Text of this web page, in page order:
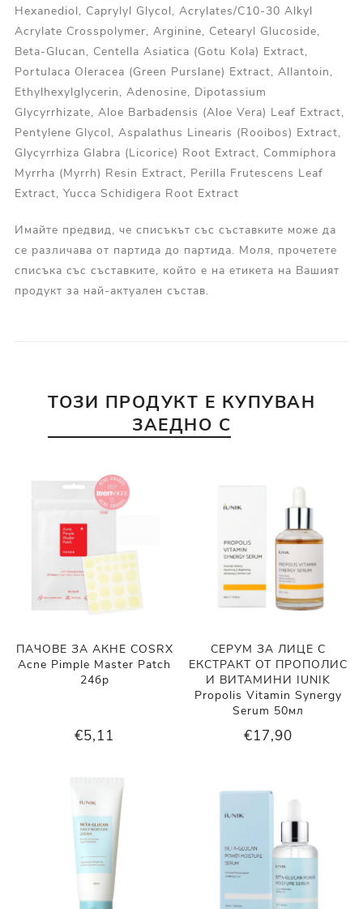
Hexanediol, Caprylyl Glycol, Acrylates/C10-30 Alkyl
Acrylate Crosspolymer, Arginine, Cetearyl Glucoside,
Beta-Glucan, Centella Asiatica (Gotu Kola) Extract,
Portulaca Oleracea (Green Purslane) Extract, Allantoin,
Ethylhexylglycerin, Adenosine, Dipotassium
Glycyrrhizate, Aloe Barbadensis (Aloe Vera) Leaf Extract,
Pentylene Glycol, Aspalathus Linearis (Rooibos) Extract,
Glycyrrhiza Glabra (Licorice) Root Extract, Commiphora
Myrrha (Myrrh) Resin Extract, Perilla Frutescens Leaf
Extract, Yucca Schidigera Root Extract
Имайте предвид, че списъкът със съставките може да
се различава от партида до партида. Моля, прочетете
списъка със съставките, който е на етикета на Вашият
продукт за най-актуален състав.
ТОЗИ ПРОДУКТ Е КУПУВАН
ЗАЕДНО С
ПАЧОВЕ ЗА АКНЕ COSRX
Acne Pimple Master Patch
24бр
€5,11
СЕРУМ ЗА ЛИЦЕ С
ЕКСТРАКТ ОТ ПРОПОЛИС
И ВИТАМИНИ IUNIK
Propolis Vitamin Synergy
Serum 50мл
€17,90